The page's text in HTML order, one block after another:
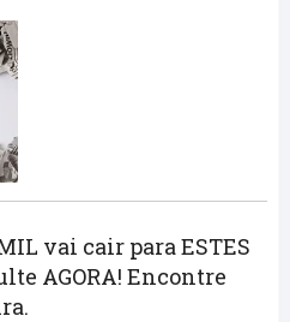
vai cair para ESTES
AGORA! Encontre